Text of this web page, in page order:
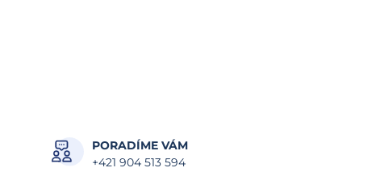
PORADÍME VÁM
+421 904 513 594